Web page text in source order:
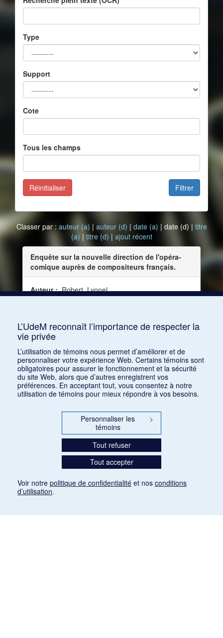
Type
Support
Cote
Tous les champs
Filtrer
Réinitialiser
Classer par :auteur (a) | auteur (d) | date (a) | date (d) | titre
(a) | titre (d) | ajout récent
Enquête sur la nouvelle direction de l'opéra-
comique auprès de compositeurs français.
Auteur :Robert, Lyonel
L’UdeM reconnaît l’importance de respecter la
vie privée
L’utilisation de témoins nous permet d’améliorer et de
personnaliser votre expérience Web. Certains témoins sont
obligatoires pour assurer le fonctionnement et la sécurité
du site Web, alors que d’autres enregistrent vos
préférences. En acceptant tout, vous consentez à notre
utilisation de témoins pour mieux répondre à vos besoins.
Personnaliser les
témoins
>
Tout refuser
Tout accepter
Voir notre politique de confidentialité et nos conditions
d’utilisation.